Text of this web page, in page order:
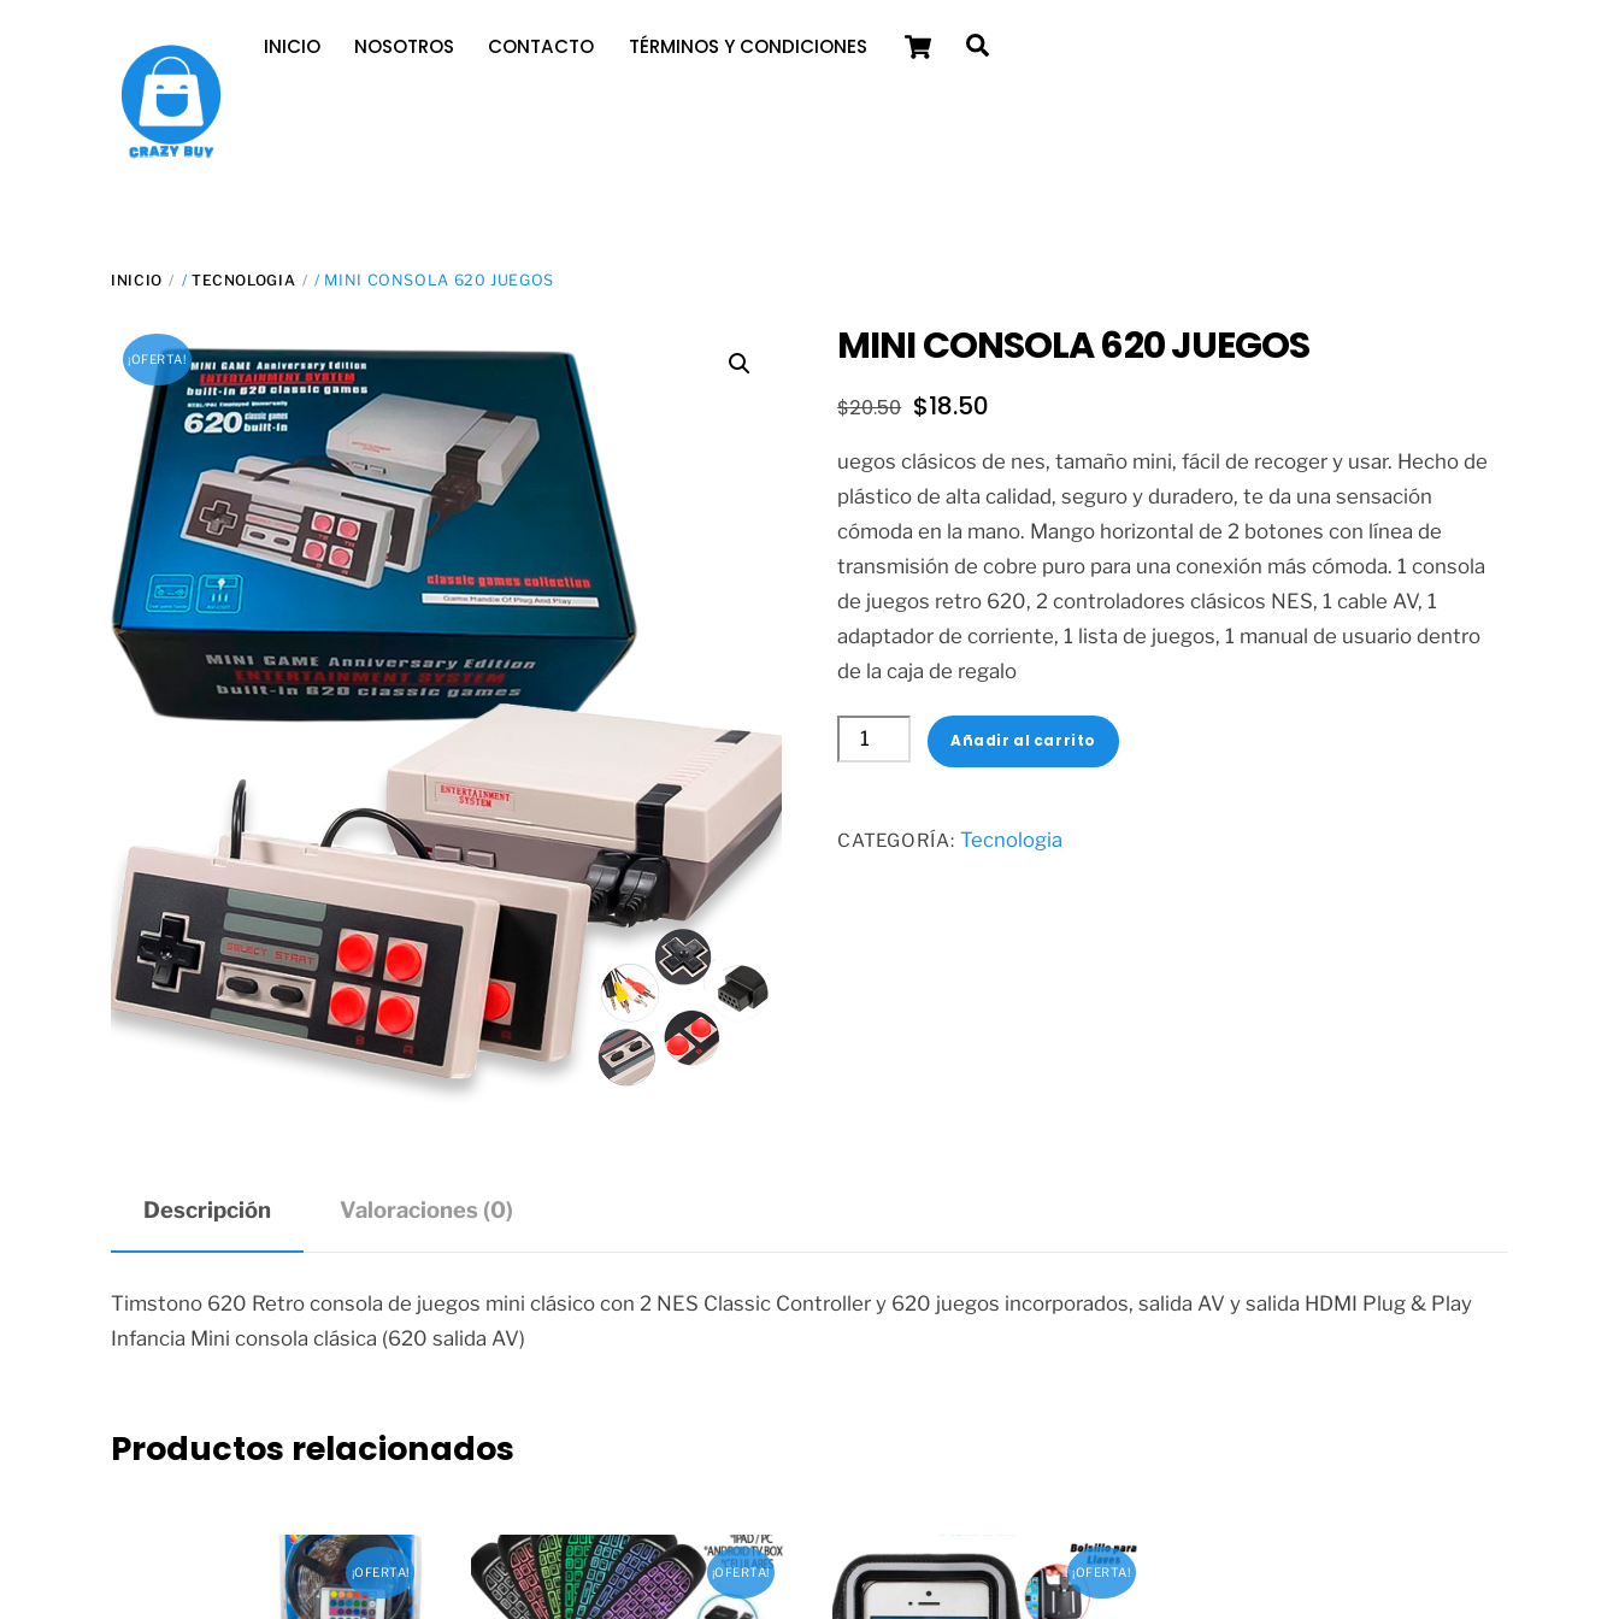
Cart
INICIO NOSOTROS CONTACTO TÉRMINOS Y CONDICIONES
INICIO / TECNOLOGIA / MINI CONSOLA 620 JUEGOS
¡OFERTA! MINI CONSOLA 620 JUEGOS
$20.50 El
original
era:
$20.50.
$18.50
actual
es:
$18.50.
uegos clásicos de nes, tamaño mini, fácil de recoger y usar. Hecho de
plástico de alta calidad, seguro y duradero, te da una sensación
cómoda en la mano. Mango horizontal de 2 botones con línea de
transmisión de cobre puro para una conexión más cómoda. 1 consola
de juegos retro 620, 2 controladores clásicos NES, 1 cable AV, 1
adaptador de corriente, 1 lista de juegos, 1 manual de usuario dentro
de la caja de regalo
MINI
CONSOLA
JUEGOS
Añadir al carrito
CATEGORÍA: Tecnologia
Descripción Valoraciones (0)
Timstono 620 Retro consola de juegos mini clásico con 2 NES Classic Controller y 620 juegos incorporados, salida AV y salida HDMI Plug & Play
Infancia Mini consola clásica (620 salida AV)
Productos relacionados
¡OFERTA! ¡OFERTA! ¡OFERTA!